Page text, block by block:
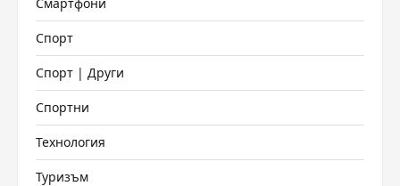
Спорт
Спорт | Други
Спортни
Технология
Туризъм